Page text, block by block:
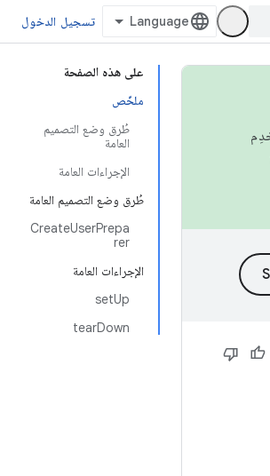
تسجيل الدخول
على هذه الصفحة
ملخّص
طُرق وضع التصميم
العامة
الإجراءات العامة
طُرق وضع التصميم العامة
CreateUserPrepa
rer
الإجراءات العامة
setUp
tearDown